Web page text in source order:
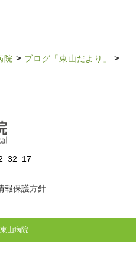
院 > ブログ「東山だより」
>
報保護方針
山病院